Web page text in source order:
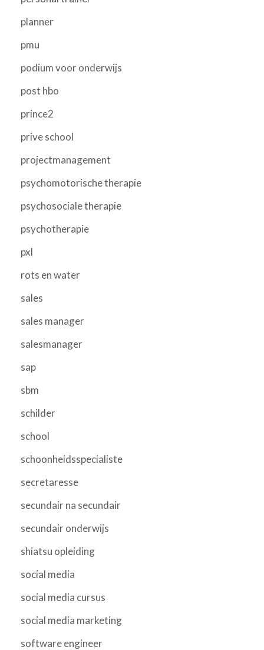
planner
pmu
podium voor onderwijs
post hbo
prince2
prive school
projectmanagement
psychomotorische therapie
psychosociale therapie
psychotherapie
pxl
rots en water
sales
sales manager
salesmanager
sap
sbm
schilder
school
schoonheidsspecialiste
secretaresse
secundair na secundair
secundair onderwijs
shiatsu opleiding
social media
social media cursus
social media marketing
software engineer